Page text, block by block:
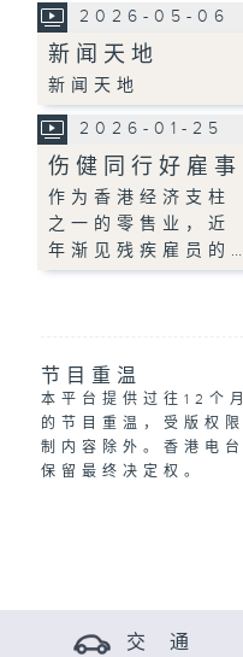
2026-05-06
新闻天地
新闻天地
2026-01-25
伤健同行好雇事
作为香港经济支柱
之一的零售业，近
年渐见残疾雇员的…
节目重温
本平台提供过往12个月
的节目重温，受版权限
制内容除外。香港电台
保留最终决定权。
交 通